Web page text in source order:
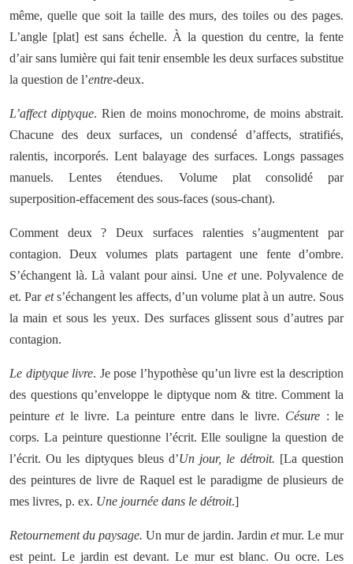
même, quelle que soit la taille des murs, des toiles ou des pages.
L’angle [plat] est sans échelle. À la question du centre, la fente
d’air sans lumière qui fait tenir ensemble les deux surfaces substitue
la question de l’entre-deux.
L’affect diptyque. Rien de moins monochrome, de moins abstrait.
Chacune des deux surfaces, un condensé d’affects, stratifiés,
ralentis, incorporés. Lent balayage des surfaces. Longs passages
manuels. Lentes étendues. Volume plat consolidé par
superposition-effacement des sous-faces (sous-chant).
Comment deux ? Deux surfaces ralenties s’augmentent par
contagion. Deux volumes plats partagent une fente d’ombre.
S’échangent là. Là valant pour ainsi. Une etune. Polyvalence de
et. Par ets’échangent les affects, d’un volume plat à un autre. Sous
la main et sous les yeux. Des surfaces glissent sous d’autres par
contagion.
Le diptyque livre. Je pose l’hypothèse qu’un livre est la description
des questions qu’enveloppe le diptyque nom & titre. Comment la
peintureetle livre. La peinture entre dans le livre. Césure : le
corps. La peinture questionne l’écrit. Elle souligne la question de
l’écrit. Ou les diptyques bleus d’Un jour, le détroit. [La question
des peintures de livre de Raquel est le paradigme de plusieurs de
mes livres, p. ex. Une journée dans le détroit.]
Retournement du paysage. Un mur de jardin. Jardin etmur. Le mur
est peint. Le jardin est devant. Le mur est blanc. Ou ocre. Les